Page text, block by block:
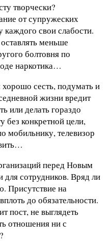
творчески?
от супружеских
свои слабости.
меньше
болтовня по
наркотика…
сесть, подумать и
жизни вредит
или делать гораздо
без конкретной цели,
мобильнику, телевизор
перед Новым
для сотрудников. Вряд ли
Присутствие на
до обязательности.
пост, не выглядеть
отношения ни с